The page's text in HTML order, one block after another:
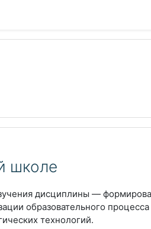
школе
дисциплины —
образовательного
технологий.